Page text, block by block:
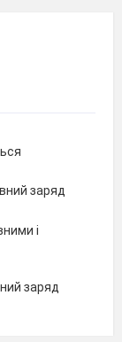
заряд
і
заряд